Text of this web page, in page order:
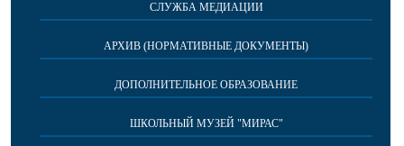
СЛУЖБА МЕДИАЦИИ
АРХИВ (НОРМАТИВНЫЕ ДОКУМЕНТЫ)
ДОПОЛНИТЕЛЬНОЕ ОБРАЗОВАНИЕ
ШКОЛЬНЫЙ МУЗЕЙ "МИРАС"